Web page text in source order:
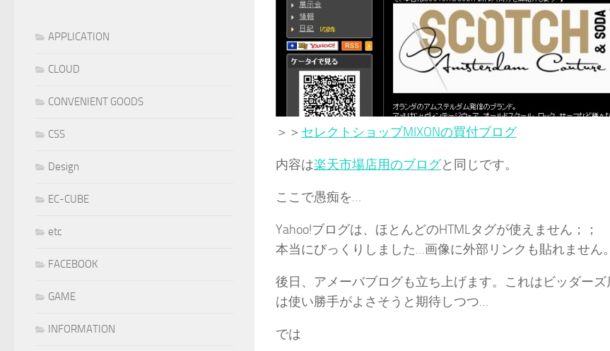
＞＞ セレクトショップMIXONの買付ブログ
内容は楽天市場店用のブログと同じです。
ここで愚痴を…
Yahoo!ブログは、ほとんどのHTMLタグが使えません；；
本当にびっくりしました…画像に外部リンクも貼れません
後日、アメーバブログも立ち上げます。これはビッダー
は使い勝手がよさそうと期待しつつ…
では
APPLICATION
CLOUD
CONVENIENT GOODS
CSS
Design
EC-CUBE
etc
FACEBOOK
GAME
INFORMATION